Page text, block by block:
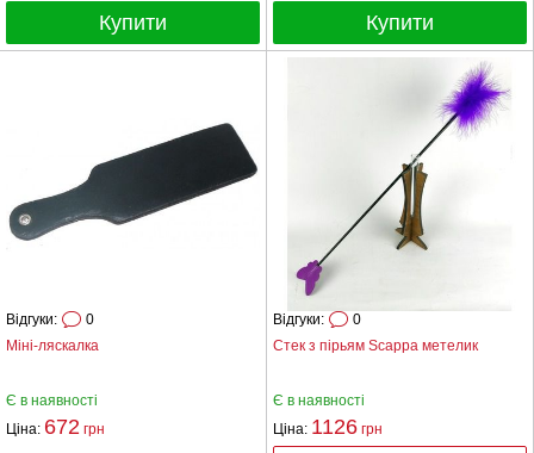
Купити Купити
Міні-ляскалка
Відгуки: 0
Є в наявності
Ціна: 672 грн
Стек з пірьям Scappa метелик
Відгуки: 0
Є в наявності
Ціна: 1126 грн